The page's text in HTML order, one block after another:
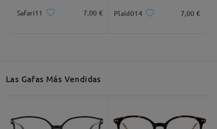
Ancho Total Longitud de Patillas
Safari11 7,00 € Plaid014 7,00 €
Las Gafas Más Vendidas